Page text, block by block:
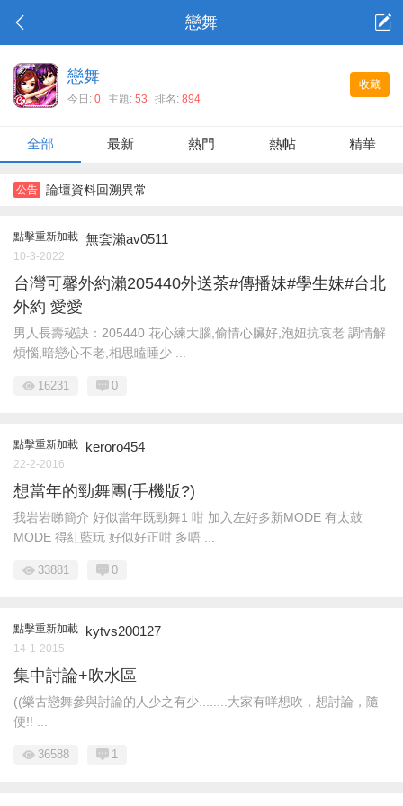
戀舞
收藏
戀舞
今日: 0 主題: 53 排名: 894
全部 最新 熱門 熱帖 精華
公告 論壇資料回溯異常
點擊重新加載 無套瀨av0511
10-3-2022
台灣可馨外約瀨205440外送茶#傳播妹#學生妹#台北
外約 愛愛
男人長壽秘訣：205440 花心練大腦,偷情心臟好,泡妞抗哀老 調情解
煩惱,暗戀心不老,相思瞌睡少 ...
16231 0
點擊重新加載 keroro454
22-2-2016
想當年的勁舞團(手機版?)
我岩岩睇簡介 好似當年既勁舞1 咁 加入左好多新MODE 有太鼓
MODE 得紅藍玩 好似好正咁 多唔 ...
33881 0
點擊重新加載 kytvs200127
14-1-2015
集中討論+吹水區
((樂古戀舞參與討論的人少之有少........大家有咩想吹，想討論，隨
便!! ...
36588 1